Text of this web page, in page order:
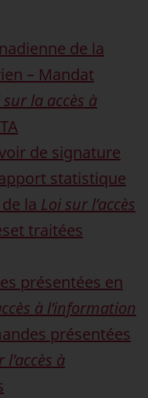
de la
– Mandat
sur la accès à
de signature
statistique
la Loi sur l’accès
traitées
présentées en
à l’information
présentées
l’accès à